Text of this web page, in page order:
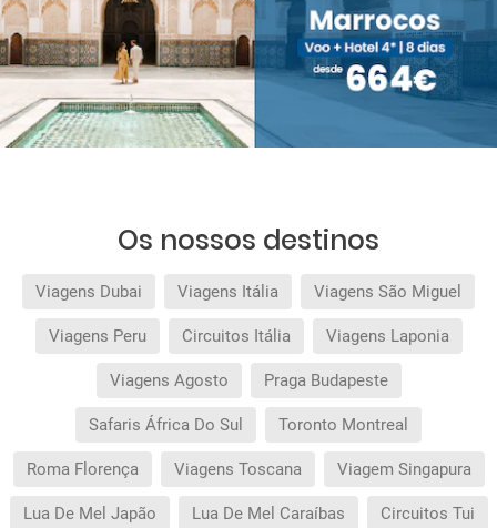
Os nossos destinos
Viagens Dubai Viagens Itália Viagens São Miguel
Viagens Peru Circuitos Itália Viagens Laponia
Viagens Agosto Praga Budapeste
Safaris África Do Sul Toronto Montreal
Roma Florença Viagens Toscana Viagem Singapura
Lua De Mel Japão Lua De Mel Caraíbas Circuitos Tui